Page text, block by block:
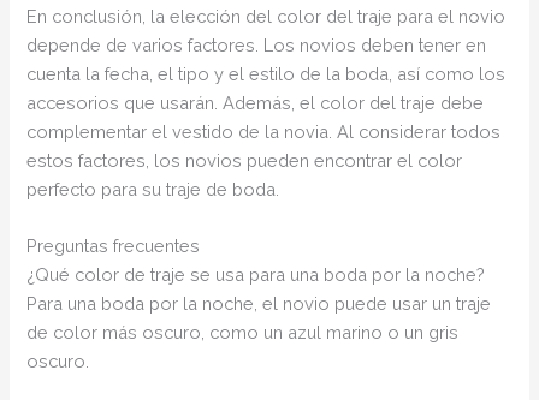
En conclusión, la elección del color del traje para el novio
depende de varios factores. Los novios deben tener en
cuenta la fecha, el tipo y el estilo de la boda, así como los
accesorios que usarán. Además, el color del traje debe
complementar el vestido de la novia. Al considerar todos
estos factores, los novios pueden encontrar el color
perfecto para su traje de boda.
Preguntas frecuentes
¿Qué color de traje se usa para una boda por la noche?
Para una boda por la noche, el novio puede usar un traje
de color más oscuro, como un azul marino o un gris
oscuro.